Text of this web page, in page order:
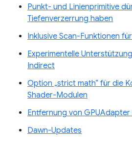
Punkt- und Linienprimitive
Tiefenverzerrung haben
Inklusive Scan-Funktionen
Experimentelle
Indirect
Option „strict math“ für die
Shader-Modulen
Entfernung von
Dawn-Updates